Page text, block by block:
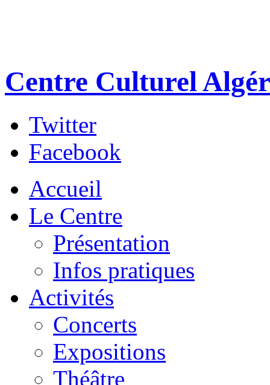
Centre Culturel
Twitter
Facebook
Accueil
Le Centre
Présentation
Infos pratiques
Activités
Concerts
Expositions
Théâtre